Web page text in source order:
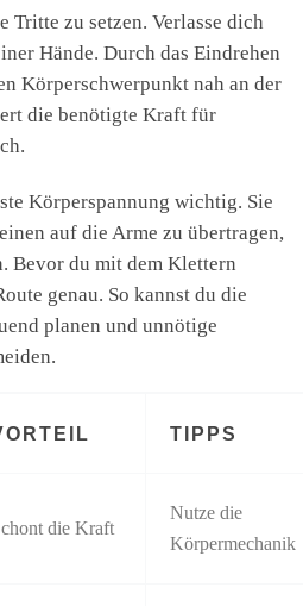
Tritte zu setzen. Verlasse dich
Hände. Durch das Eindrehen
Körperschwerpunkt nah an der
die benötigte Kraft für
Körperspannung wichtig. Sie
auf die Arme zu übertragen,
Bevor du mit dem Klettern
genau. So kannst du die
planen und unnötige
TIPPS
die Kraft
Nutze die
Körpermechanik